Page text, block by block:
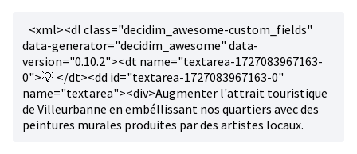
<xml><dl class="decidim_awesome-custom_fields"
data-generator="decidim_awesome" data-
version="0.10.2"><dt name="textarea-1727083967163-
0">💡 </dt><dd id="textarea-1727083967163-0"
name="textarea"><div>Augmenter l'attrait touristique
de Villeurbanne en embéllissant nos quartiers avec des
peintures murales produites par des artistes locaux.